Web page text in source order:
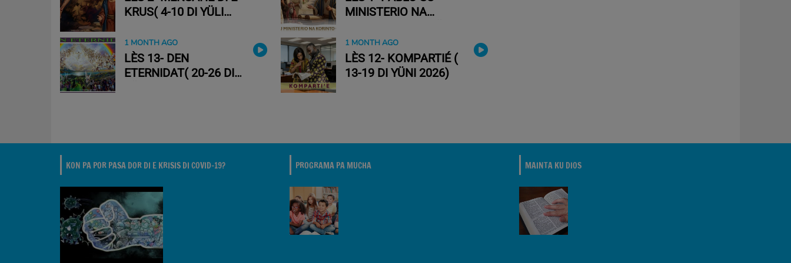
KRUS( 4-10 DI YÜLI
MINISTERIO NA
3 DI YÜLI 2026)
1 MONTH AGO
LÈS 13- DEN
ETERNIDAT( 20-26 DI
1 MONTH AGO
LÈS 12- KOMPARTIÉ (
13-19 DI YÜNI 2026)
KON PA POR PASA DOR DI E KRISIS DI COVID-19? PROGRAMA PA MUCHA MAINTA KU DIOS